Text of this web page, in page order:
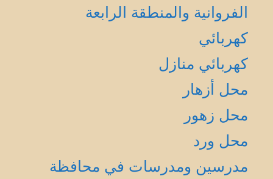
الفروانية والمنطقة الرابعة
كهربائي
كهربائي منازل
محل أزهار
محل زهور
محل ورد
مدرسين ومدرسات في محافظة